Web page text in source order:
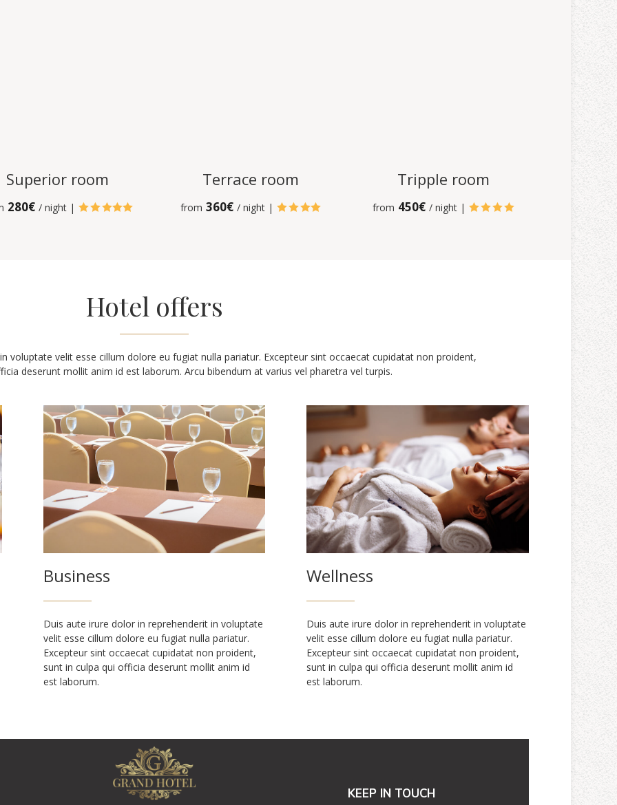
Superior room
280€ / night | 
Terrace room
from 360€ / night | 
Tripple room
from 450€ / night | 
Hotel offers
voluptate velit esse cillum dolore eu fugiat nulla pariatur. Excepteur sint occaecat cupidatat non proident,
deserunt mollit anim id est laborum. Arcu bibendum at varius vel pharetra vel turpis.
Business
Duis aute irure dolor in reprehenderit in voluptate
velit esse cillum dolore eu fugiat nulla pariatur.
Excepteur sint occaecat cupidatat non proident,
sunt in culpa qui officia deserunt mollit anim id
est laborum.
Wellness
Duis aute irure dolor in reprehenderit in voluptate
velit esse cillum dolore eu fugiat nulla pariatur.
Excepteur sint occaecat cupidatat non proident,
sunt in culpa qui officia deserunt mollit anim id
est laborum.
KEEP IN TOUCH